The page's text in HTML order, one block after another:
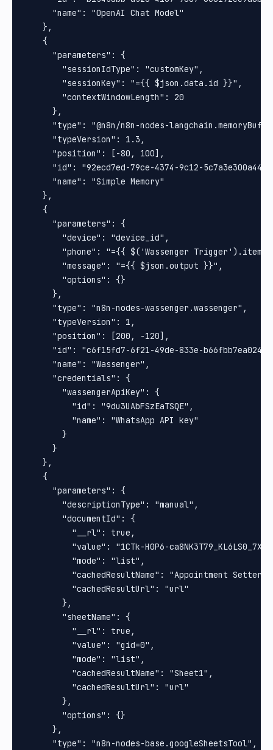
      "name": "OpenAI Chat Model"
    },
    {
      "parameters": {
        "sessionIdType": "customKey",
        "sessionKey": "={{ $json.data.id }}",
        "contextWindowLength": 20
      },
"type": "@n8n/n8n-nodes-
      "typeVersion": 1.3,
      "position": [-80, 100],
      "id": "92ecd7ed-79ce-4374-9c12-5c7a3e300a44",
      "name": "Simple Memory"
    },
    {
      "parameters": {
        "device": "device_id",
"phone": "={{ $('Wassenger
        "message": "={{ $json.output }}",
        "options": {}
      },
      "type": "n8n-nodes-wassenger.wassenger",
      "typeVersion": 1,
      "position": [200, -120],
      "id": "c6f15fd7-6f21-49de-833e-b66fbb7ea024",
      "name": "Wassenger",
      "credentials": {
        "wassengerApiKey": {
          "id": "9du3UAbFSzEaTSQE",
          "name": "WhatsApp API key"
        }
      }
    },
    {
      "parameters": {
        "descriptionType": "manual",
        "documentId": {
          "__rl": true,
"value": "1CTk-H0P6-
          "mode": "list",
          "cachedResultName": "Appointment Setter",
          "cachedResultUrl": "url"
        },
        "sheetName": {
          "__rl": true,
          "value": "gid=0",
          "mode": "list",
          "cachedResultName": "Sheet1",
          "cachedResultUrl": "url"
        },
        "options": {}
      },
      "type": "n8n-nodes-base.googleSheetsTool",